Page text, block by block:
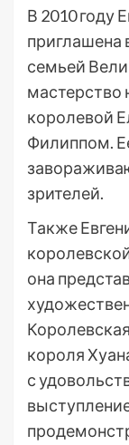
В 2010 году
приглашена
семьей
мастерство
королевой
Филиппом.
зрителей.
Также
она
короля
с